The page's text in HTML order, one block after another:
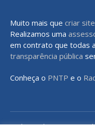
Muito mais que criar site
Realizamos uma
em contrato que todas
transparência pública
Conheça o PNTP e o
Todos os direitos